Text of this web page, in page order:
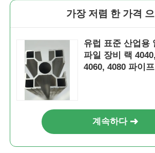
여닫이 창 프로필
커튼 벽 프로파일
광택 알루미늄 프로파일
목재 마감 알루미늄 프로파일
가장 저렴 한 가격
유럽 표준 산업용
파일 장비 랙
4060, 4080 파이
계속하다